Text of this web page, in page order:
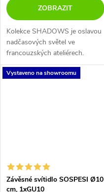
ZOBRAZIT
Kolekce SHADOWS je oslavou
nadčasových světel ve
francouzských ateliérech.
Ručně foukané sklo a ručně
obráběné dřevěné montury.
Vystaveno na showroomu
Závěsné svítidlo SOSPESI Ø10
cm, 1xGU10